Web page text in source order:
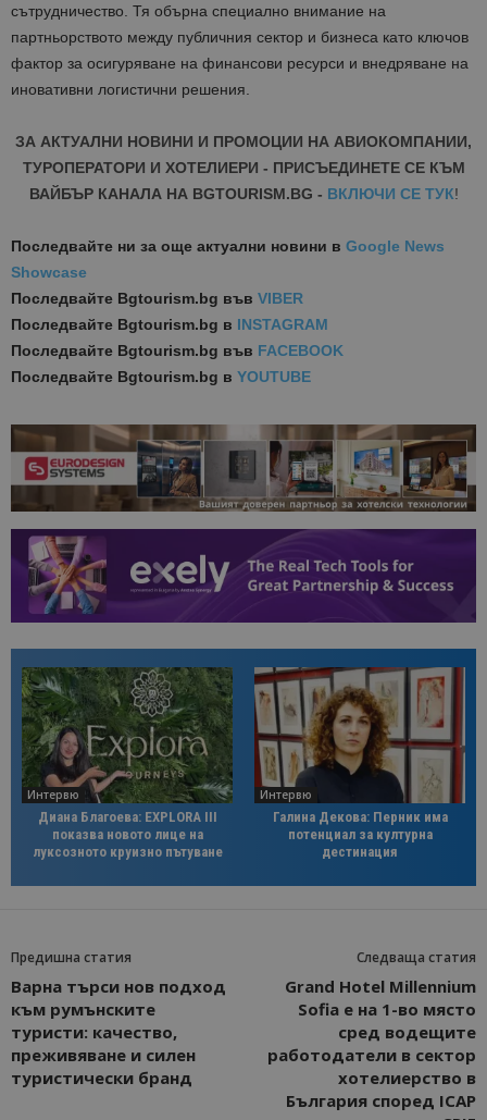
сътрудничество. Тя обърна специално внимание на
партньорството между публичния сектор и бизнеса като ключов
фактор за осигуряване на финансови ресурси и внедряване на
иновативни логистични решения.
ЗА АКТУАЛНИ НОВИНИ И ПРОМОЦИИ НА АВИОКОМПАНИИ,
ТУРОПЕРАТОРИ И ХОТЕЛИЕРИ - ПРИСЪЕДИНЕТЕ СЕ КЪМ
ВАЙБЪР КАНАЛА НА BGTOURISM.BG - ВКЛЮЧИ СЕ ТУК!
Последвайте ни за още актуални новини в Google News
Showcase
Последвайте Bgtourism.bg във VIBER
Последвайте Bgtourism.bg в INSTAGRAM
Последвайте Bgtourism.bg във FACEBOOK
Последвайте Bgtourism.bg в YOUTUBE
Интервю
Диана Благоева: EXPLORA III
показва новото лице на
луксозното круизно пътуване
Интервю
Галина Декова: Перник има
потенциал за културна
дестинация
Предишна статия
Варна търси нов подход
към румънските
туристи: качество,
преживяване и силен
туристически бранд
Следваща статия
Grand Hotel Millennium
Sofia е на 1-во място
сред водещите
работодатели в сектор
хотелиерство в
България според ICAP